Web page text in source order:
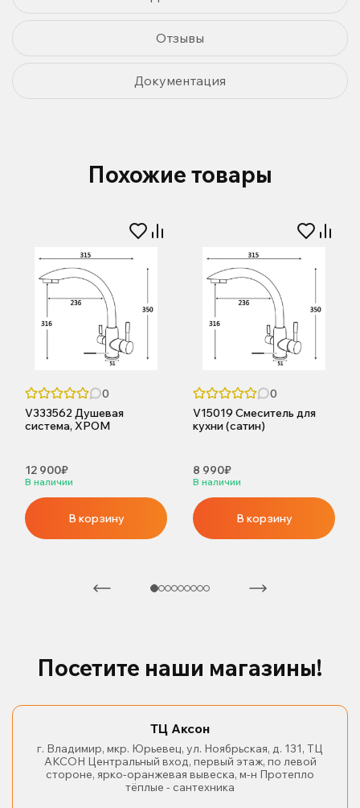
Отзывы
Документация
Похожие товары
0
V333562 Душевая
система, ХРОМ
12 900₽
В наличии
В корзину
0
V15019 Смеситель для
кухни (сатин)
8 990₽
В наличии
В корзину
Посетите наши магазины!
ТЦ Аксон
г. Владимир, мкр. Юрьевец, ул. Ноябрьская, д. 131, ТЦ
АКСОН Центральный вход, первый этаж, по левой
стороне, ярко-оранжевая вывеска, м-н Протепло
тёплые - сантехника